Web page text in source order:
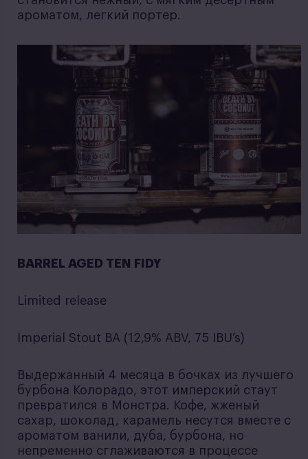
ароматом, легкий портер.
BARREL AGED TEN FIDY
Limited release
Imperial Stout BA (12,9% ABV, 75 IBU’s)
Выдержанный 4 месяца в бочках из лучшего
бурбона Колорадо, этот имперский стаут
превратился в Монстра. Кофе, жженый
сахар, шоколад, карамель несутся вместе с
ароматом ванили, дуба, бурбона, но
непременно сглаживаются в процессе